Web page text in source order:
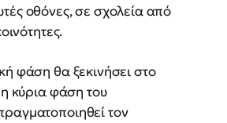
οθόνες, σε σχολεία από
φάση θα ξεκινήσει στο
κύρια φάση του
τον